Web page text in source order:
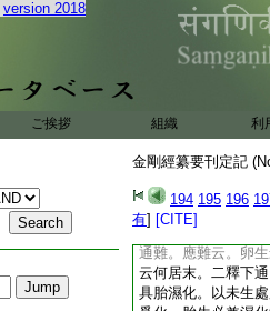
version 2018
ご挨拶 組織 利
金剛經纂要刊定記
194 195 196
有] [CITE]
女從菴羅樹濕氣而
倶舍云。二禪福將
正法念經云。化生
濕生也。然禽獸雖
界虚空界十方刹海
謂卵生胎生濕生化
生住者。或有依空
生類種種色身。乃
等。無足四足多足
想非無想等。以今
而言。故疏結云不
通難。應難云。卵
云何居末。二釋下
具胎濕化。以未生